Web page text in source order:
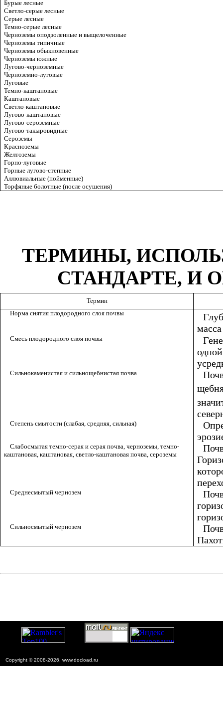
Бурые лесные
Светло-серые лесные
Серые лесные
Темно-серые лесные
Черноземы оподзоленные и выщелоченные
Черноземы типичные
Черноземы обыкновенные
Черноземы южные
Лугово-черноземные
Черноземно-луговые
Луговые
Темно-каштановые
Каштановые
Светло-каштановые
Лугово-каштановые
Лугово-сероземные
Лугово-такыровидные
Сероземы
Красноземы
Желтоземы
Горно-луговые
Горные лугово-степные
Аллювиальные (пойменные)
Торфяные болотные (после осушения)
ТЕРМИНЫ,
СТАНДАРТЕ, И
Термин
Норма снятия плодородного слоя почвы
Смесь плодородного слоя почвы
Сильнокаменистая и сильнощебнистая почва
Степень смытости (слабая, средняя, сильная)
Слабосмытая темно-серая и серая почва, черноземы, темно-
каштановая, каштановая, светло-каштановая почва, сероземы
Среднесмытый чернозем
Сильносмытый чернозем
Copyright © 2008-2026, www.docload.ru